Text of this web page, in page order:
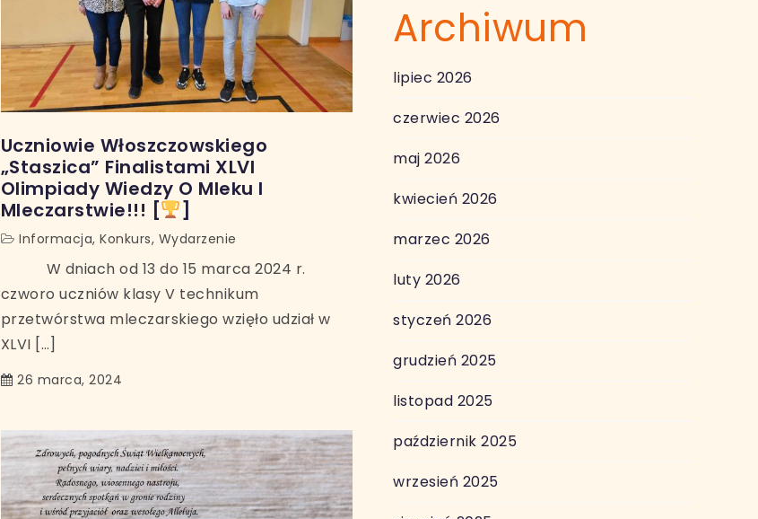
Uczniowie Włoszczowskiego
„Staszica” Finalistami XLVI
Olimpiady Wiedzy O Mleku I
Mleczarstwie!!! [
]
Informacja, Konkurs, Wydarzenie
W dniach od 13 do 15 marca 2024 r.
czworo uczniów klasy V technikum
przetwórstwa mleczarskiego wzięło udział w
XLVI […]
26 marca, 2024
Archiwum
lipiec 2026
czerwiec 2026
maj 2026
kwiecień 2026
marzec 2026
luty 2026
styczeń 2026
grudzień 2025
listopad 2025
październik 2025
wrzesień 2025